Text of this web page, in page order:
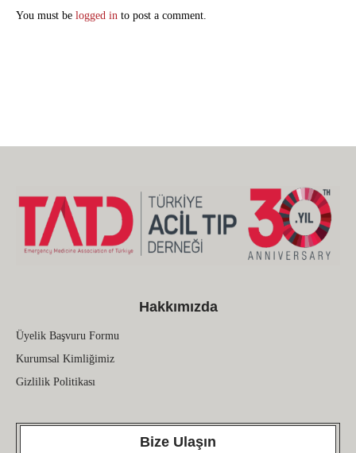
You must be logged in to post a comment.
Hakkımızda
Üyelik Başvuru Formu
Kurumsal Kimliğimiz
Gizlilik Politikası
Bize Ulaşın